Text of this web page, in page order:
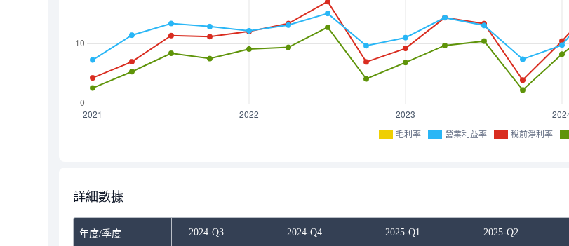
毛利率 營業利益率 稅前淨利率
詳細數據
年度/季度
2024-Q2 2024-Q3 2024-Q4 2025-Q1 2025-Q2